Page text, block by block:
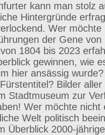
kann man stolz
Hintergründe
Wer möchte
der Gene von
1804 bis 2023
gewinnen, wie
hier ansässig
Bilder
Stadtmuseum zur
Wer möchte nicht
Welt politisch
Überblick 2000-